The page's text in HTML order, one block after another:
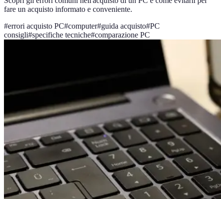
fare un acquisto informato e conveniente.
#errori acquisto PC#computer#guida acquisto#PC
consigli#specifiche tecniche#comparazione PC